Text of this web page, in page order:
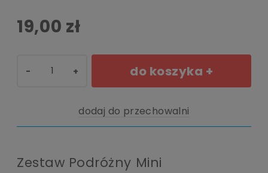
19,00 zł
+
- do koszyka +
dodaj do przechowalni
Zestaw Podróżny Mini